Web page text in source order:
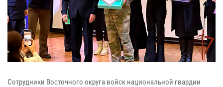
Сотрудники Восточного округа войск национальной гвардии